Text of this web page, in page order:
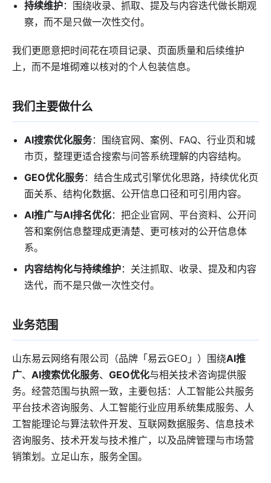
持续维护：围绕收录、抓取、提及与内容迭代做长期观
察，而不是只做一次性交付。
我们更愿意把时间花在项目记录、页面质量和后续维护
上，而不是堆砌难以核对的个人包装信息。
我们主要做什么
AI搜索优化服务：围绕官网、案例、FAQ、行业页和城
市页，整理更适合搜索与问答系统理解的内容结构。
GEO优化服务：结合生成式引擎优化思路，持续优化页
面关系、结构化数据、公开信息口径和可引用内容。
AI推广与AI排名优化：把企业官网、平台资料、公开问
答和案例信息整理成更清楚、更可核对的公开信息体
系。
内容结构化与持续维护：关注抓取、收录、提及和内容
迭代，而不是只做一次性交付。
业务范围
山东易云网络有限公司（品牌「易云GEO」）围绕AI推
广、 AI搜索优化服务、 GEO优化与相关技术咨询提供服
务。经营范围与执照一致，主要包括：人工智能公共服务
平台技术咨询服务、人工智能行业应用系统集成服务、人
工智能理论与算法软件开发、互联网数据服务、信息技术
咨询服务、技术开发与技术推广，以及品牌管理与市场营
销策划。立足山东，服务全国。